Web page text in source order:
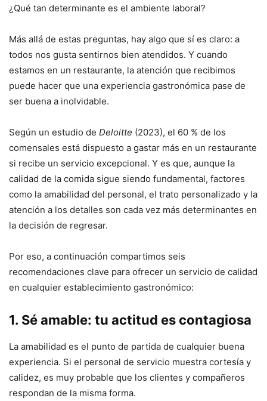
¿Qué tan determinante es el ambiente laboral?
Más allá de estas preguntas, hay algo que sí es claro: a
todos nos gusta sentirnos bien atendidos. Y cuando
estamos en un restaurante, la atención que recibimos
puede hacer que una experiencia gastronómica pase de
ser buena a inolvidable.
Según un estudio de Deloitte (2023), el 60 % de los
comensales está dispuesto a gastar más en un restaurante
si recibe un servicio excepcional. Y es que, aunque la
calidad de la comida sigue siendo fundamental, factores
como la amabilidad del personal, el trato personalizado y la
atención a los detalles son cada vez más determinantes en
la decisión de regresar.
Por eso, a continuación compartimos seis
recomendaciones clave para ofrecer un servicio de calidad
en cualquier establecimiento gastronómico:
1. Sé amable: tu actitud es contagiosa
La amabilidad es el punto de partida de cualquier buena
experiencia. Si el personal de servicio muestra cortesía y
calidez, es muy probable que los clientes y compañeros
respondan de la misma forma.